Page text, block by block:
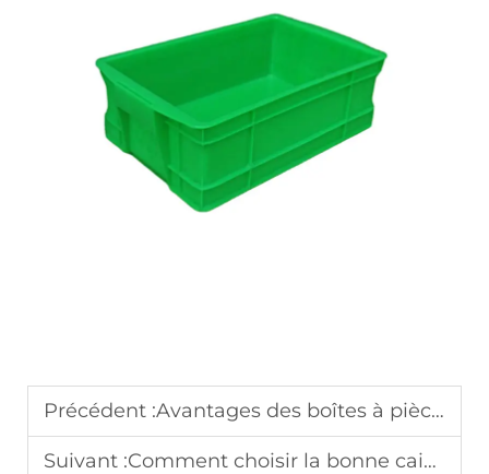
Précédent :Avantages des boîtes à pièces empilables
Suivant :Comment choisir la bonne caisse-crate en plastique pour le stockage